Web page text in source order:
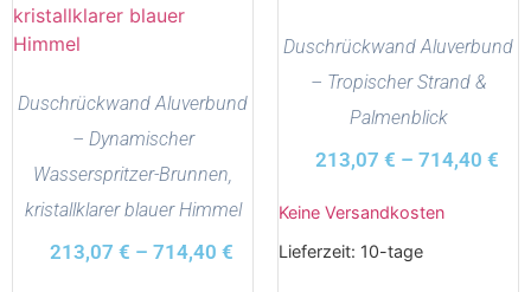
Duschrückwand Aluverbund
– Dynamischer
Wasserspritzer-Brunnen,
kristallklarer blauer Himmel
213,07 € – 714,40 €
Duschrückwand Aluverbund
– Tropischer Strand &
Palmenblick
213,07 € – 714,40 €
Keine Versandkosten
Lieferzeit: 10-tage